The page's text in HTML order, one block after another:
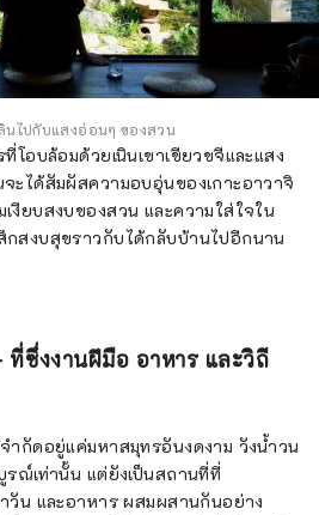
นไปกับแสงอ่อนๆ ของสวน
โอบล้อมด้วยเนินเขาเขียวขจีและแสง
ได้สัมผัสความอบอุ่นของเกาะอาวาจิ
งียบสงบของสวน และความใส่ใจใน
กสงบสุขราวกับได้กลับบ้านไปอีกนาน
ที่ซึ่งงานฝีมือ อาหาร และวิถี
ำกัดอยู่แค่มหาสมุทรอันงดงาม วังน้ำวน
รณ์เท่านั้น แต่ยังเป็นสถานที่ที่
วัน และอาหาร ผสมผสานกันอย่าง